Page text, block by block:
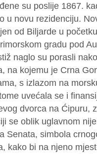
su poslije 1867.
u novu rezidenciju.
od Biljarde u
gradu pod
naglo su porasli
na kojemu je Crna
s izlazom na
uvećala se i
dvorca na Ćipuru,
se oblik uglavnom
Senata, simbola
kako bi na njeno